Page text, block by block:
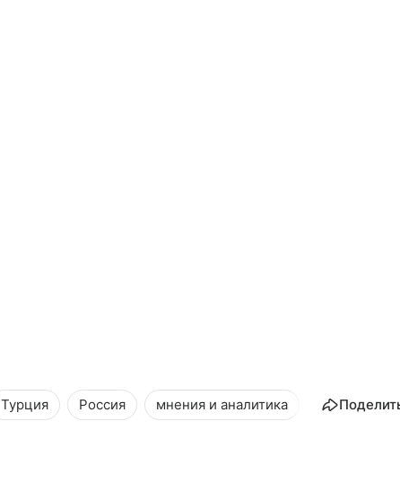
Турция Россия мнения и аналитика Объяснялки